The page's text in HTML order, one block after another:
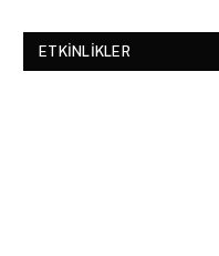
ETKİNLİKLER